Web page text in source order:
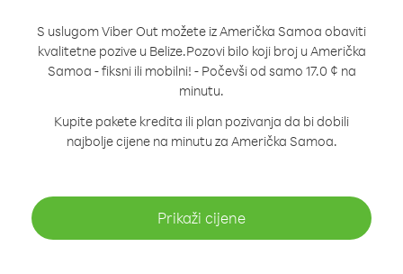
S uslugom Viber Out možete iz Američka Samoa obaviti
kvalitetne pozive u Belize.Pozovi bilo koji broj u Američka
Samoa - fiksni ili mobilni! - Počevši od samo 17.0 ¢ na
minutu.
Kupite pakete kredita ili plan pozivanja da bi dobili
najbolje cijene na minutu za Američka Samoa.
Prikaži cijene